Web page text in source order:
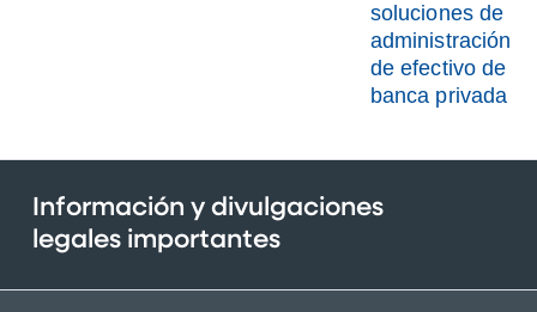
soluciones de
administración
de efectivo de
banca privada
Información y divulgaciones
legales importantes